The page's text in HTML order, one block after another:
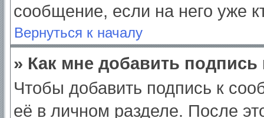
сообщение, если на него уже
Вернуться к началу
» Как мне добавить
Чтобы добавить подпись к
её в личном разделе. После